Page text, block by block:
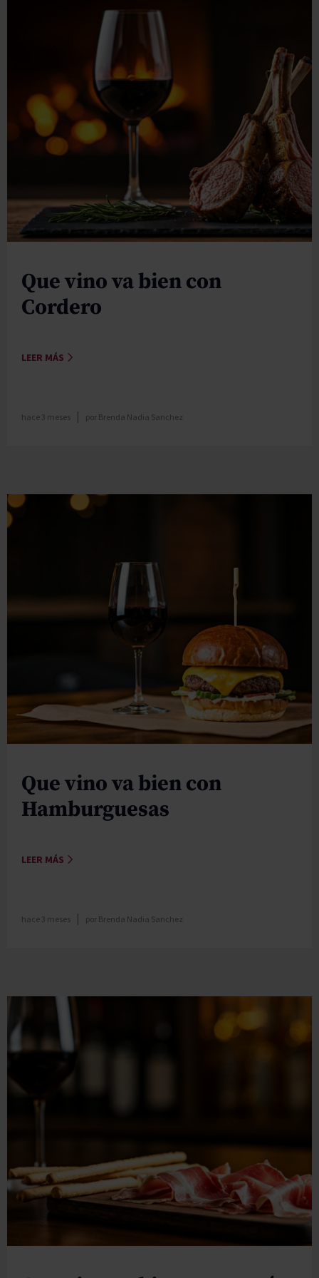
Que vino va bien con
Cordero
LEER MÁS
hace 3 meses | por Brenda Nadia Sanchez
Que vino va bien con
Hamburguesas
LEER MÁS
hace 3 meses | por Brenda Nadia Sanchez